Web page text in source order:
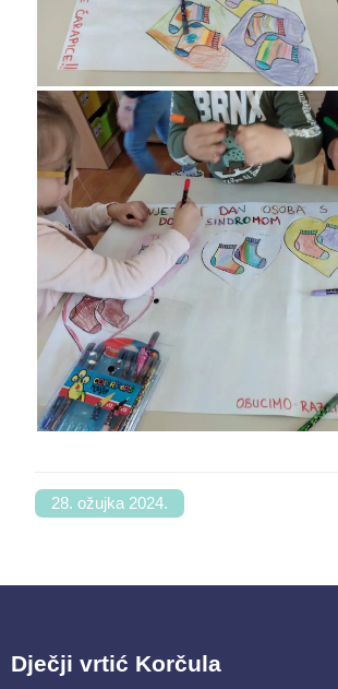
28. ožujka 2024.
Dječji vrtić Korčula